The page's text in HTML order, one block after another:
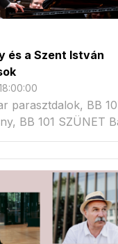
és a Szent István
parasztdalok, BB
Bartók:
123 Berecz Mihály
István
János